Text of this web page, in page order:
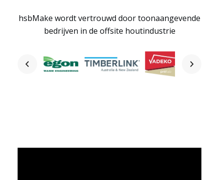
hsbMake wordt vertrouwd door toonaangevende
bedrijven in de offsite houtindustrie